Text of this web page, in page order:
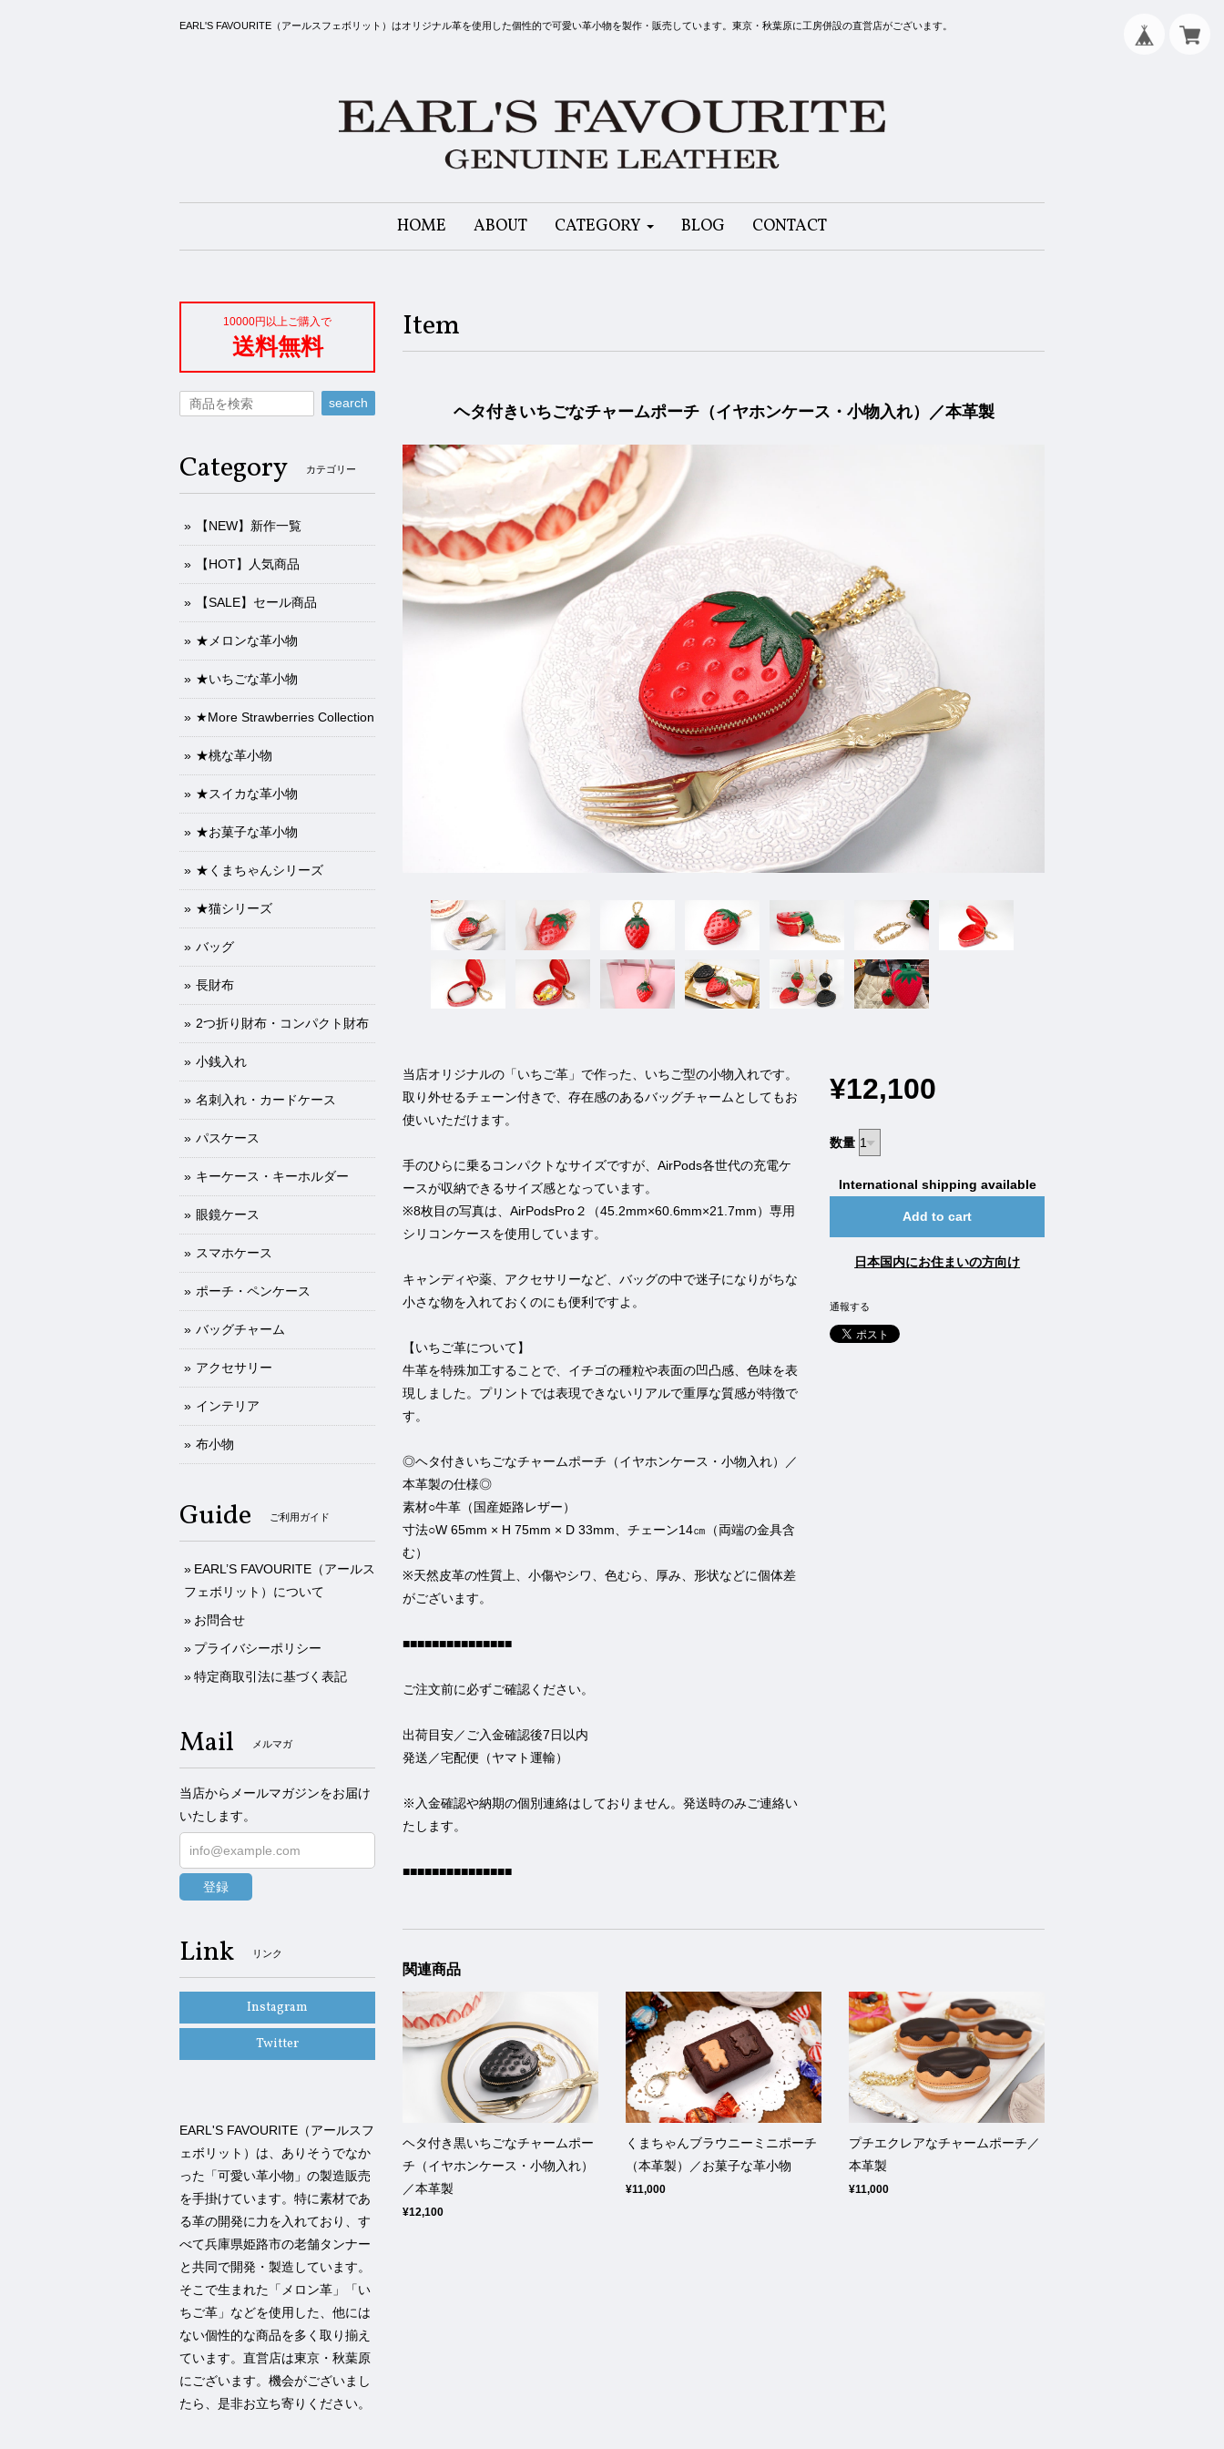
EARL'S FAVOURITE（アールスフェボリット）はオリジナル革を使用した個性的で可愛い革小物を製作・販売しています。東京・秋葉原に工房併設の直営店がございます。
HOME ABOUT CATEGORY BLOG CONTACT
Item
ヘタ付きいちごなチャームポーチ（イヤホンケース・小物入れ）／本革製
当店オリジナルの「いちご革」で作った、いちご型の小物入れです。
取り外せるチェーン付きで、存在感のあるバッグチャームとしてもお
使いいただけます。
手のひらに乗るコンパクトなサイズですが、AirPods各世代の充電ケ
ースが収納できるサイズ感となっています。
※8枚目の写真は、AirPodsPro２（45.2mm×60.6mm×21.7mm）専用
シリコンケースを使用しています。
キャンディや薬、アクセサリーなど、バッグの中で迷子になりがちな
小さな物を入れておくのにも便利ですよ。
【いちご革について】
牛革を特殊加工することで、イチゴの種粒や表面の凹凸感、色味を表
現しました。プリントでは表現できないリアルで重厚な質感が特徴で
す。
◎ヘタ付きいちごなチャームポーチ（イヤホンケース・小物入れ）／
本革製の仕様◎
素材○牛革（国産姫路レザー）
寸法○W 65mm × H 75mm × D 33mm、チェーン14㎝（両端の金具含
む）
※天然皮革の性質上、小傷やシワ、色むら、厚み、形状などに個体差
がございます。
■■■■■■■■■■■■■■■
ご注文前に必ずご確認ください。
出荷目安／ご入金確認後7日以内
発送／宅配便（ヤマト運輸）
※入金確認や納期の個別連絡はしておりません。発送時のみご連絡い
たします。
■■■■■■■■■■■■■■■
¥12,100
数量
International shipping available
Add to cart
日本国内にお住まいの方向け
通報する
関連商品
ヘタ付き黒いちごなチャームポー
チ（イヤホンケース・小物入れ）
／本革製
¥12,100
くまちゃんブラウニーミニポーチ
（本革製）／お菓子な革小物
¥11,000
プチエクレアなチャームポーチ／
本革製
¥11,000
10000円以上ご購入で
送料無料
search
Category カテゴリー
【NEW】新作一覧
【HOT】人気商品
【SALE】セール商品
★メロンな革小物
★いちごな革小物
★More Strawberries Collection
★桃な革小物
★スイカな革小物
★お菓子な革小物
★くまちゃんシリーズ
★猫シリーズ
バッグ
長財布
2つ折り財布・コンパクト財布
小銭入れ
名刺入れ・カードケース
パスケース
キーケース・キーホルダー
眼鏡ケース
スマホケース
ポーチ・ペンケース
バッグチャーム
アクセサリー
インテリア
布小物
Guide ご利用ガイド
EARL’S FAVOURITE（アールス
フェボリット）について
お問合せ
プライバシーポリシー
特定商取引法に基づく表記
Mail メルマガ
当店からメールマガジンをお届け
いたします。
登録
Link リンク
Instagram
Twitter
EARL'S FAVOURITE（アールスフ
ェボリット）は、ありそうでなか
った「可愛い革小物」の製造販売
を手掛けています。特に素材であ
る革の開発に力を入れており、す
べて兵庫県姫路市の老舗タンナー
と共同で開発・製造しています。
そこで生まれた「メロン革」「い
ちご革」などを使用した、他には
ない個性的な商品を多く取り揃え
ています。直営店は東京・秋葉原
にございます。機会がございまし
たら、是非お立ち寄りください。